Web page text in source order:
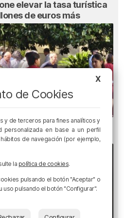
elevar la tasa turística
de euros más
en el aniversario de
X
de Cookies
y de terceros para fines analíticos y
personalizada en base a un perfil
de navegación (por ejemplo,
la política de cookies.
pulsando el botón "Aceptar" o
uso pulsando el botón "Configurar".